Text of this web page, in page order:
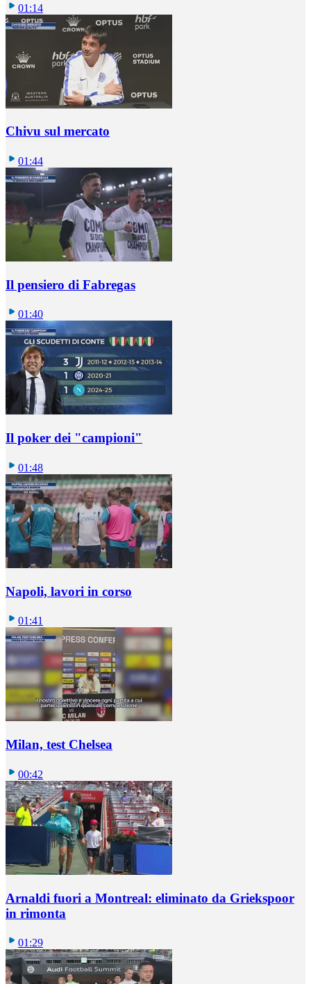
01:14
Chivu sul mercato
01:44
Il pensiero di Fabregas
01:40
Il poker dei "campioni"
01:48
Napoli, lavori in corso
01:41
Milan, test Chelsea
00:42
Arnaldi fuori a Montreal: eliminato da Griekspoor
in rimonta
01:29